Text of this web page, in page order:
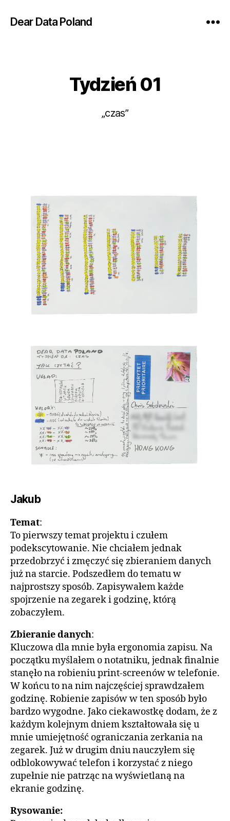
Dear Data Poland
Kategorie
Tydzień 01
„czas”
Jakub
Temat:
To pierwszy temat projektu i czułem
podekscytowanie. Nie chciałem jednak
przedobrzyć i zmęczyć się zbieraniem danych
już na starcie. Podszedłem do tematu w
najprostszy sposób. Zapisywałem każde
spojrzenie na zegarek i godzinę, którą
zobaczyłem.
Zbieranie danych:
Kluczowa dla mnie była ergonomia zapisu. Na
początku myślałem o notatniku, jednak finalnie
stanęło na robieniu print-screenów w telefonie.
W końcu to na nim najczęściej sprawdzałem
godzinę. Robienie zapisów w ten sposób było
bardzo wygodne. Jako ciekawostkę dodam, że z
każdym kolejnym dniem kształtowała się u
mnie umiejętność ograniczania zerkania na
zegarek. Już w drugim dniu nauczyłem się
odblokowywać telefon i korzystać z niego
zupełnie nie patrząc na wyświetlaną na
ekranie godzinę.
Rysowanie: